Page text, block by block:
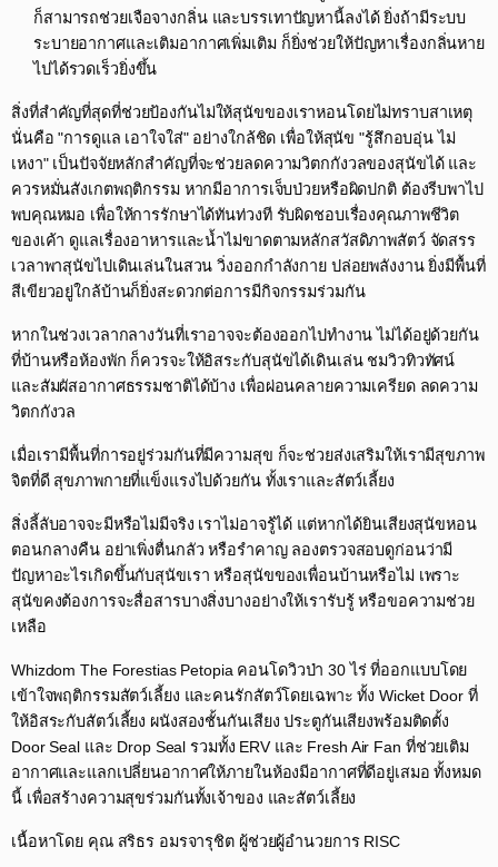
ก็สามารถช่วยเจือจางกลิ่น และบรรเทาปัญหานี้ลงได้ ยิ่งถ้ามีระบบ
ระบายอากาศและเติมอากาศเพิ่มเติม ก็ยิ่งช่วยให้ปัญหาเรื่องกลิ่นหาย
ไปได้รวดเร็วยิ่งขึ้น​
สิ่งที่สำคัญที่สุดที่ช่วยป้องกันไม่ให้สุนัขของเราหอนโดยไม่ทราบสาเหตุ
นั่นคือ "การดูแล เอาใจใส่" อย่างใกล้ชิด เพื่อให้สุนัข "รู้สึกอบอุ่น ไม่
เหงา" เป็นปัจจัยหลักสำคัญที่จะช่วยลดความวิตกกังวลของสุนัขได้ และ
ควรหมั่นสังเกตพฤติกรรม หากมีอาการเจ็บป่วยหรือผิดปกติ ต้องรีบพาไป
พบคุณหมอ เพื่อให้การรักษาได้ทันท่วงที รับผิดชอบเรื่องคุณภาพชีวิต
ของเค้า ดูแลเรื่องอาหารและน้ำไม่ขาดตามหลักสวัสดิภาพสัตว์ จัดสรร
เวลาพาสุนัขไปเดินเล่นในสวน วิ่งออกกำลังกาย ปล่อยพลังงาน ยิ่งมีพื้นที่
สีเขียวอยู่ใกล้บ้านก็ยิ่งสะดวกต่อการมีกิจกรรมร่วมกัน​
หากในช่วงเวลากลางวันที่เราอาจจะต้องออกไปทำงาน ไม่ได้อยู่ด้วยกัน
ที่บ้านหรือห้องพัก ก็ควรจะให้อิสระกับสุนัขได้เดินเล่น ชมวิวทิวทัศน์
และสัมผัสอากาศธรรมชาติได้บ้าง เพื่อผ่อนคลายความเครียด ลดความ
วิตกกังวล​
เมื่อเรามีพื้นที่การอยู่ร่วมกันที่มีความสุข ก็จะช่วยส่งเสริมให้เรามีสุขภาพ
จิตที่ดี สุขภาพกายที่แข็งแรงไปด้วยกัน ทั้งเราและสัตว์เลี้ยง​
สิ่งลี้ลับอาจจะมีหรือไม่มีจริง เราไม่อาจรู้ได้ แต่หากได้ยินเสียงสุนัขหอน
ตอนกลางคืน อย่าเพิ่งตื่นกลัว หรือรำคาญ ลองตรวจสอบดูก่อนว่ามี
ปัญหาอะไรเกิดขึ้นกับสุนัขเรา หรือสุนัขของเพื่อนบ้านหรือไม่ เพราะ
สุนัขคงต้องการจะสื่อสารบางสิ่งบางอย่างให้เรารับรู้ หรือขอความช่วย
เหลือ​
Whizdom The Forestias Petopia คอนโดวิวป่า 30 ไร่ ที่ออกแบบโดย
เข้าใจพฤติกรรมสัตว์เลี้ยง และคนรักสัตว์โดยเฉพาะ ทั้ง Wicket Door ที่
ให้อิสระกับสัตว์เลี้ยง ผนังสองชั้นกันเสียง ประตูกันเสียงพร้อมติดตั้ง
Door Seal และ Drop Seal รวมทั้ง ERV และ Fresh Air Fan ที่ช่วยเติม
อากาศและแลกเปลี่ยนอากาศให้ภายในห้องมีอากาศที่ดีอยู่เสมอ ทั้งหมด
นี้ เพื่อสร้างความสุขร่วมกันทั้งเจ้าของ และสัตว์เลี้ยง​
เนื้อหาโดย คุณ สริธร อมรจารุชิต ผู้ช่วยผู้อำนวยการ RISC​